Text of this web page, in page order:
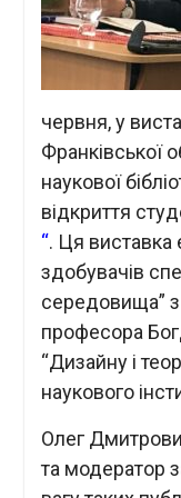
червня, у
Франківської
наукової
відкриття
“. Ця виставка
здобувачів
середовища”
професора
“Дизайну і
наукового
Олег
та модератор